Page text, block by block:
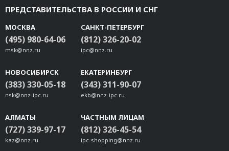
ПРЕДСТАВИТЕЛЬСТВА В РОССИИ И СНГ
МОСКВА
(495) 980-64-06
msk@nnz.ru
САНКТ-ПЕТЕРБУРГ
(812) 326-20-02
ipc@nnz.ru
НОВОСИБИРСК
(383) 330-05-18
nsk@nnz-ipc.ru
ЕКАТЕРИНБУРГ
(343) 311-90-07
ekb@nnz-ipc.ru
АЛМАТЫ
(727) 339-97-17
kaz@nnz.ru
ЧАСТНЫМ ЛИЦАМ
(812) 326-45-54
ipc-shopping@nnz.ru